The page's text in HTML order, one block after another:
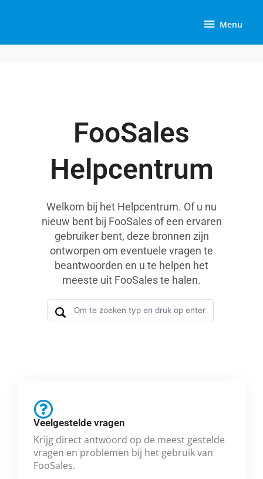
Menu
Menu
FooSales
Helpcentrum
Welkom bij het Helpcentrum. Of u nu
nieuw bent bij FooSales of een ervaren
gebruiker bent, deze bronnen zijn
ontworpen om eventuele vragen te
beantwoorden en u te helpen het
meeste uit FooSales te halen.
Veelgestelde vragen
Krijg direct antwoord op de meest gestelde
vragen en problemen bij het gebruik van
FooSales.